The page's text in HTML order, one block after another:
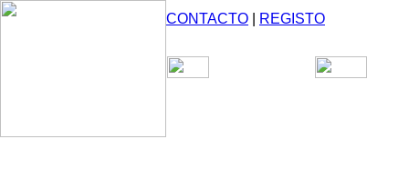
CONTACTO REGISTO